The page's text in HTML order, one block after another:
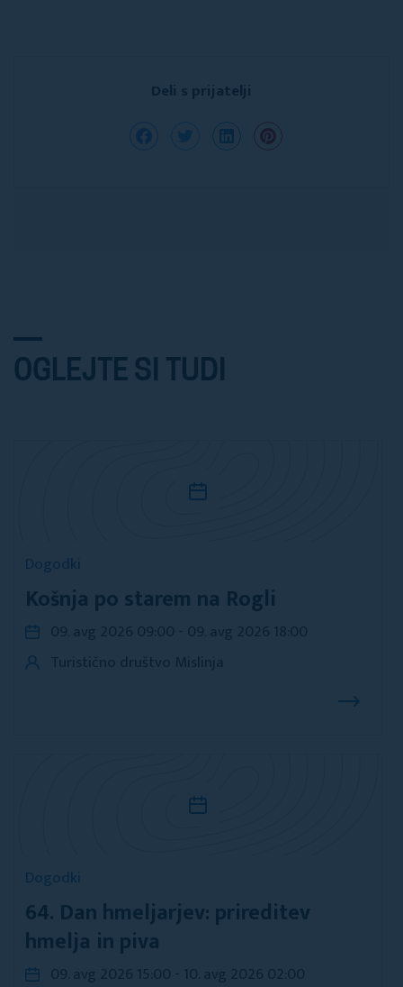
Deli s prijatelji
OGLEJTE SI TUDI
Dogodki
Košnja po starem na Rogli
Dogodki
64. Dan hmeljarjev: prireditev
hmelja in piva